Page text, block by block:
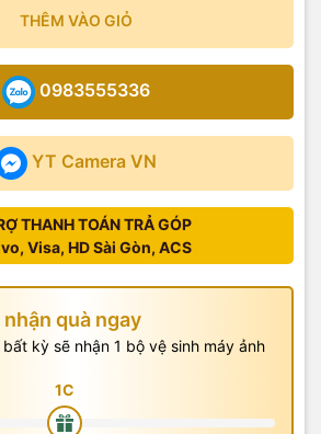
THÊM VÀO GIỎ
YT Camera VN
0983555336
THANH TOÁN TRẢ GÓP
Visa, HD Sài Gòn, ACS
quà ngay
kỳ sẽ nhận 1 bộ vệ sinh máy ảnh